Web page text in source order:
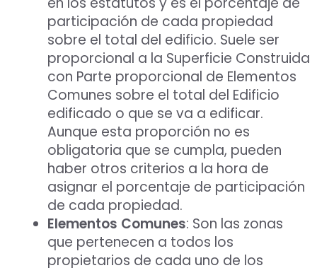
participación de cada propiedad
sobre el total del edificio. Suele ser
proporcional a la Superficie Construida
con Parte proporcional de Elementos
Comunes sobre el total del Edificio
edificado o que se va a edificar.
Aunque esta proporción no es
obligatoria que se cumpla, pueden
haber otros criterios a la hora de
asignar el porcentaje de participación
de cada propiedad.
Elementos Comunes: Son las zonas
que pertenecen a todos los
propietarios de cada uno de los
Aceptar Política Privacidad*
Solicitar Asesoramiento